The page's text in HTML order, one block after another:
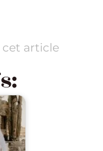
cet article